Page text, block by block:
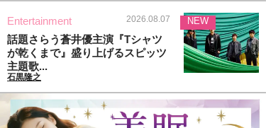
Entertainment 2026.08.07
話題さらう蒼井優主演『Tシャツ
が乾くまで』盛り上げるスピッツ
主題歌...
石黒隆之
NEW